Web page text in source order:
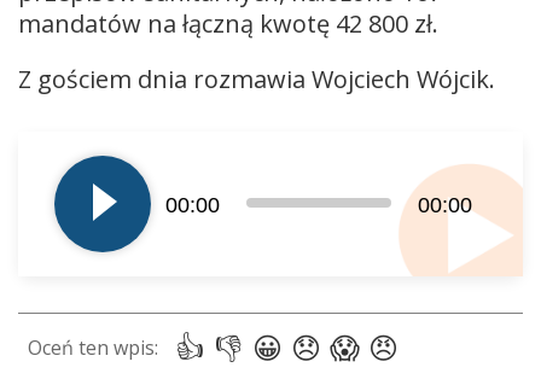
mandatów na łączną kwotę 42 800 zł.
Z gościem dnia rozmawia Wojciech Wójcik.
plików
dźwiękowych
00:00 00:00